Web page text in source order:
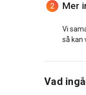
2 Mer
Vi
så kan
Vad